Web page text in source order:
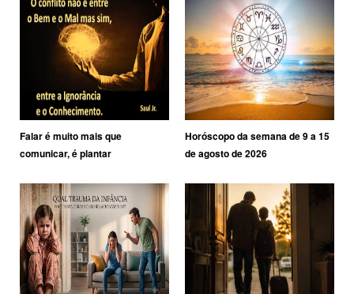
Falar é muito mais que
comunicar, é plantar
Horóscopo da semana de 9 a 15
de agosto de 2026